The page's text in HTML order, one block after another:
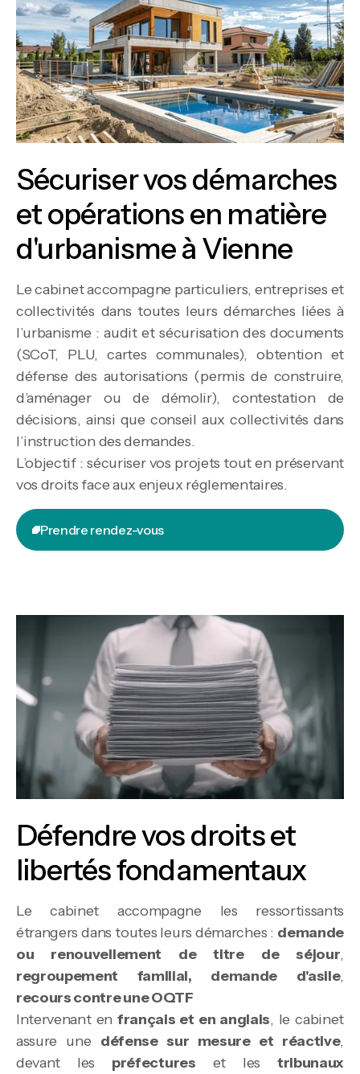
Sécuriser vos démarches
et opérations en matière
d'urbanisme à Vienne
Le cabinet accompagne particuliers, entreprises et
collectivités dans toutes leurs démarches liées à
l’urbanisme : audit et sécurisation des documents
(SCoT, PLU, cartes communales), obtention et
défense des autorisations (permis de construire,
d’aménager ou de démolir), contestation de
décisions, ainsi que conseil aux collectivités dans
l’instruction des demandes.
L’objectif : sécuriser vos projets tout en préservant
vos droits face aux enjeux réglementaires.
Prendre rendez-vous
Prendre rendez-vous
Défendre vos droits et
libertés fondamentaux
Le cabinet accompagne les ressortissants
étrangers dans toutes leurs démarches : demande
ou renouvellement de titre de séjour,
regroupement familial, demande d'asile,
recours contre une OQTF
Intervenant en français et en anglais, le cabinet
assure une défense sur mesure et réactive,
devant les préfectures et les tribunaux